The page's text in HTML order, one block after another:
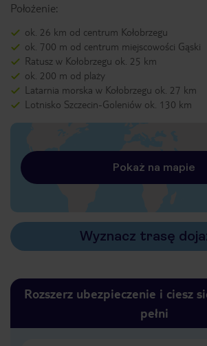
Położenie:
ok. 26 km od centrum Kołobrzegu
ok. 700 m od centrum miejscowości Gąski
Ratusz w Kołobrzegu ok. 25 km
ok. 200 m od plaży
Latarnia morska w Kołobrzegu ok. 27 km
Lotnisko Szczecin-Goleniów ok. 130 km
Pokaż na mapie
Wyznacz trasę
Rozszerz ubezpieczenie i ciesz
pełni